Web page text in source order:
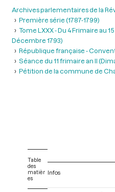
Archives parlementaires de la
Première série (1787-1799)
Tome LXXX - Du 4 Frimaire au
Décembre 1793)
République française -
Séance du 11 frimaire an II
Pétition de la commune de
Table
des
matièr
es
Infos